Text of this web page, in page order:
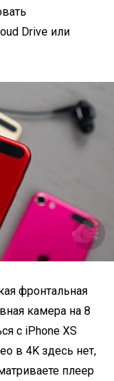
Drive или
фронтальная
камера на 8
с iPhone XS
в 4K здесь нет,
плеер